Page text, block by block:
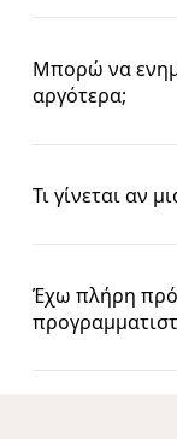
Μπορώ να
αργότερα;
Τι γίνεται αν
Έχω πλήρη